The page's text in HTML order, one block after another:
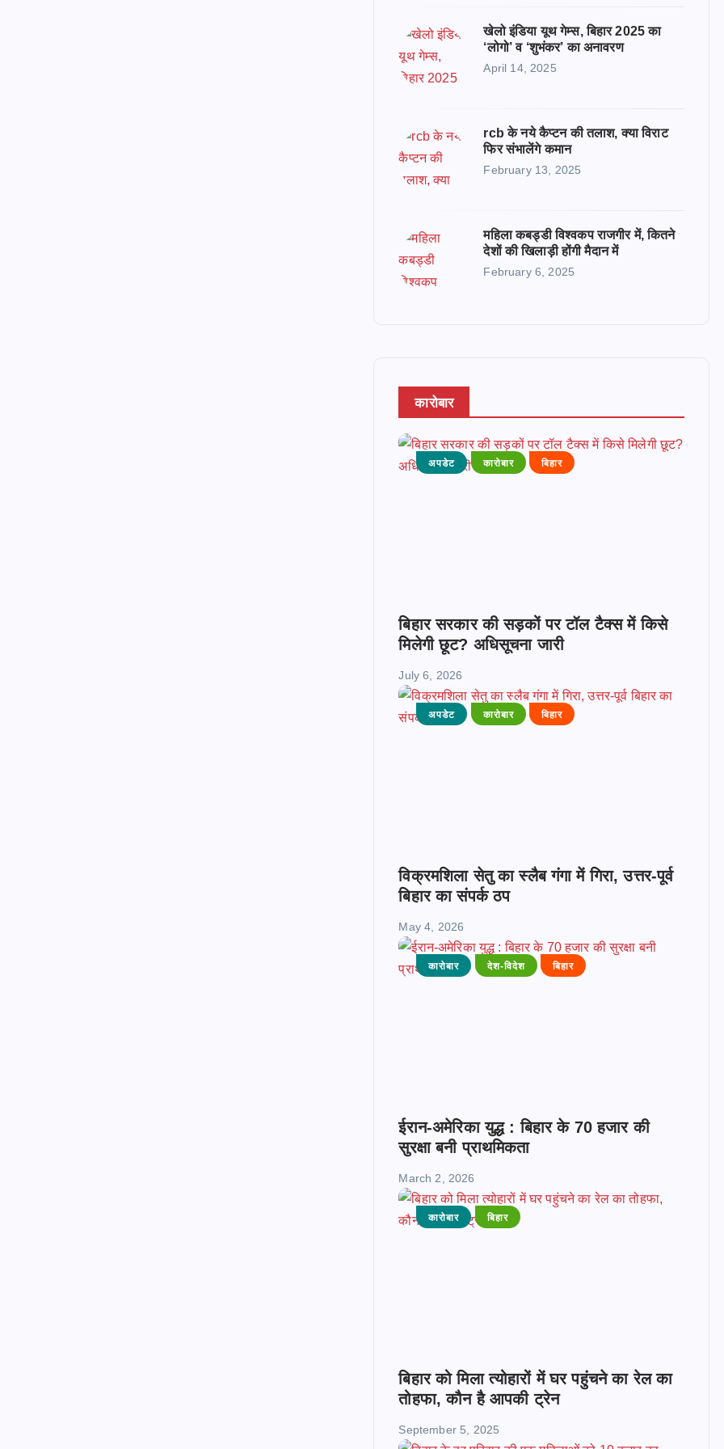
खेलो इंडिया यूथ गेम्स, बिहार 2025 का
‘लोगो’ व ‘शुभंकर’ का अनावरण
April 14, 2025
rcb के नये कैप्टन की तलाश, क्या विराट
फिर संभालेंगे कमान
February 13, 2025
महिला कबड्डी विश्वकप राजगीर में, कितने
देशों की खिलाड़ी होंगी मैदान में
February 6, 2025
कारोबार
अपडेट कारोबार बिहार
बिहार सरकार की सड़कों पर टॉल टैक्स में किसे
मिलेगी छूट? अधिसूचना जारी
July 6, 2026
अपडेट कारोबार बिहार
विक्रमशिला सेतु का स्लैब गंगा में गिरा, उत्तर-पूर्व
बिहार का संपर्क ठप
May 4, 2026
कारोबार देश-विदेश बिहार
ईरान-अमेरिका युद्ध : बिहार के 70 हजार की
सुरक्षा बनी प्राथमिकता
March 2, 2026
कारोबार बिहार
बिहार को मिला त्योहारों में घर पहुंचने का रेल का
तोहफा, कौन है आपकी ट्रेन
September 5, 2025